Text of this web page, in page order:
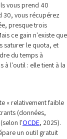
vous prend 40
30, vous récupérez
presque trois
ce gain n'existe que
saturer le quota, et
du temps à
à l'outil : elle tient à la
« relativement faible
(données,
l'OCDE, 2025).
un outil gratuit